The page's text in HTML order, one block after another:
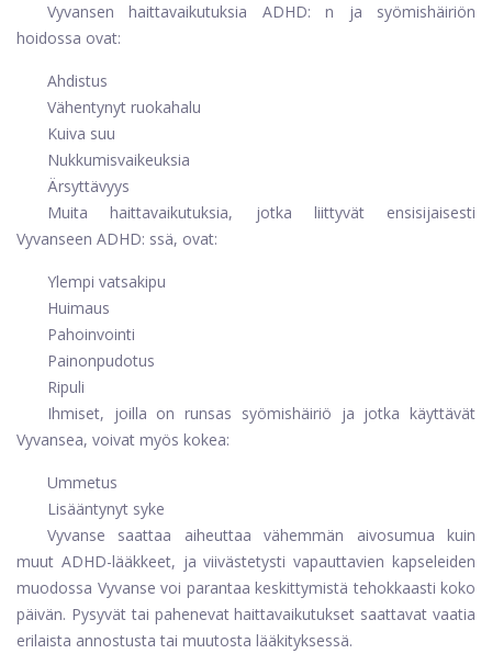
Vyvansen haittavaikutuksia ADHD: n ja syömishäiriön
hoidossa ovat:
Ahdistus
Vähentynyt ruokahalu
Kuiva suu
Nukkumisvaikeuksia
Ärsyttävyys
Muita haittavaikutuksia, jotka liittyvät ensisijaisesti
Vyvanseen ADHD: ssä, ovat:
Ylempi vatsakipu
Huimaus
Pahoinvointi
Painonpudotus
Ripuli
Ihmiset, joilla on runsas syömishäiriö ja jotka käyttävät
Vyvansea, voivat myös kokea:
Ummetus
Lisääntynyt syke
Vyvanse saattaa aiheuttaa vähemmän aivosumua kuin
muut ADHD-lääkkeet, ja viivästetysti vapauttavien kapseleiden
muodossa Vyvanse voi parantaa keskittymistä tehokkaasti koko
päivän. Pysyvät tai pahenevat haittavaikutukset saattavat vaatia
erilaista annostusta tai muutosta lääkityksessä.